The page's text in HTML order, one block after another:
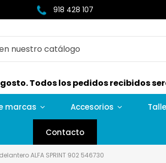
918 428 107
Todos los pedidos recibidos
marcas Accesorios
Contacto
ALFA SPRINT 902 546730